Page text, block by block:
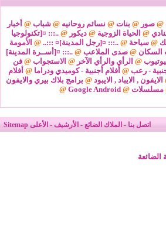
@صور @ بنات @ نسائم روحانيه @شباب @ أخبار
@ الحياة الزوجية @ديكور @..::: ¤[تكنولوجيا
@ سياحة @ ..::: ¤[رجل المدينة]¤ :::.. @ الأمومة
السكان @ صدى الملاعب @ ..::: ¤[أســرة المدينة]
@ الرأي والرأي الآخر @ الاستجواب @ فن
- رعب @ أفلام أجنبية - كوميدي ودراما @ أفلام
الايفون , الايباد , الايبود @ برامج بلاك بيري والايفون
مسلسلات @
Google Android
@
اتصل بنا - الملاك الضائع - الأرشيف - الأعلى Sitemap
الضائعة